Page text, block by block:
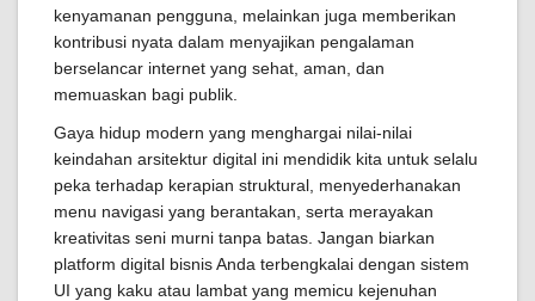
kenyamanan pengguna, melainkan juga memberikan
kontribusi nyata dalam menyajikan pengalaman
berselancar internet yang sehat, aman, dan
memuaskan bagi publik.
Gaya hidup modern yang menghargai nilai-nilai
keindahan arsitektur digital ini mendidik kita untuk selalu
peka terhadap kerapian struktural, menyederhanakan
menu navigasi yang berantakan, serta merayakan
kreativitas seni murni tanpa batas. Jangan biarkan
platform digital bisnis Anda terbengkalai dengan sistem
UI yang kaku atau lambat yang memicu kejenuhan